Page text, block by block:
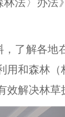
法〉办法
了解各地
和森林
解决林草